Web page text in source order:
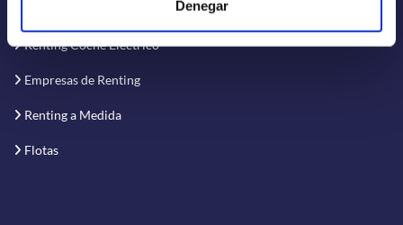
Denegar
Renting Coche Eléctrico
Empresas de Renting
Renting a Medida
Flotas